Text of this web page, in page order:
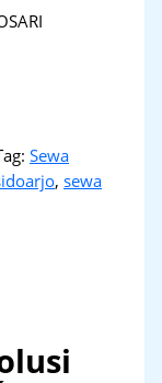
Sewa
,sewa